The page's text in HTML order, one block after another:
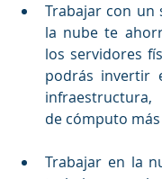
Trabajar con un
la nube te
los servidores
podrás invertir
de cómputo
Trabajar en la